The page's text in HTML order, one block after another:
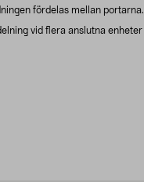
fördelas mellan portarna.
vid flera anslutna enheter